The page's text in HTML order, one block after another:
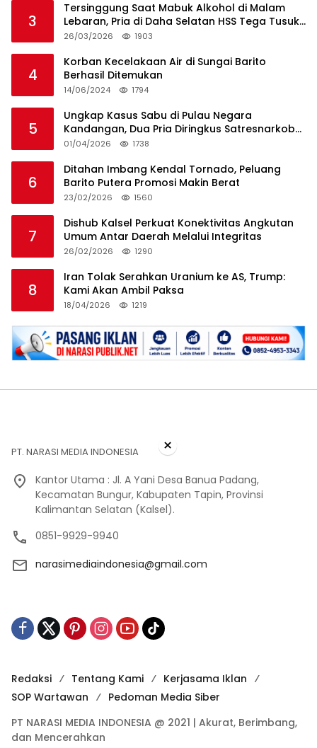
3
Tersinggung Saat Mabuk Alkohol di Malam
Lebaran, Pria di Daha Selatan HSS Tega Tusuk
Teman Sendiri
26/03/2026 1903
4
Korban Kecelakaan Air di Sungai Barito
Berhasil Ditemukan
14/06/2024 1794
5
Ungkap Kasus Sabu di Pulau Negara
Kandangan, Dua Pria Diringkus Satresnarkoba
HSS
01/04/2026 1738
6
Ditahan Imbang Kendal Tornado, Peluang
Barito Putera Promosi Makin Berat
23/02/2026 1560
7
Dishub Kalsel Perkuat Konektivitas Angkutan
Umum Antar Daerah Melalui Integritas
26/02/2026 1290
8
Iran Tolak Serahkan Uranium ke AS, Trump:
Kami Akan Ambil Paksa
18/04/2026 1219
PT. NARASI MEDIA INDONESIA
Kantor Utama : Jl. A Yani Desa Banua Padang,
Kecamatan Bungur, Kabupaten Tapin, Provinsi
Kalimantan Selatan (Kalsel).
0851-9929-9940
narasimediaindonesia@gmail.com
Redaksi Tentang Kami
Kerjasama Iklan
SOP Wartawan
Pedoman Media Siber
PT NARASI MEDIA INDONESIA @ 2021 | Akurat, Berimbang,
dan Mencerahkan
×